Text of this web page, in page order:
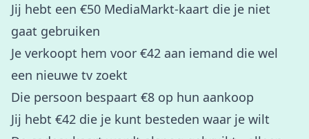
Jij hebt een €50 MediaMarkt-kaart die je niet
gaat gebruiken
Je verkoopt hem voor €42 aan iemand die wel
een nieuwe tv zoekt
Die persoon bespaart €8 op hun aankoop
Jij hebt €42 die je kunt besteden waar je wilt